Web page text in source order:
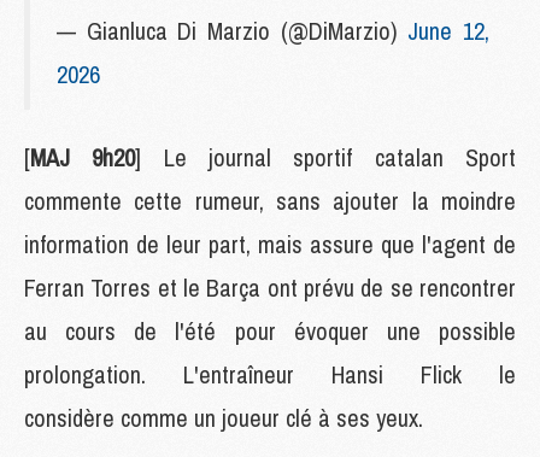
— Gianluca Di Marzio (@DiMarzio) June 12,
2026
[MAJ 9h20] Le journal sportif catalan Sport
commente cette rumeur, sans ajouter la moindre
information de leur part, mais assure que l'agent de
Ferran Torres et le Barça ont prévu de se rencontrer
au cours de l'été pour évoquer une possible
prolongation. L'entraîneur Hansi Flick le
considère comme un joueur clé à ses yeux.